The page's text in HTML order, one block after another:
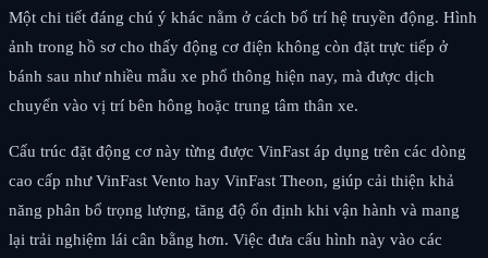
Một chi tiết đáng chú ý khác nằm ở cách bố trí hệ truyền động. Hình
ảnh trong hồ sơ cho thấy động cơ điện không còn đặt trực tiếp ở
bánh sau như nhiều mẫu xe phổ thông hiện nay, mà được dịch
chuyển vào vị trí bên hông hoặc trung tâm thân xe.
Cấu trúc đặt động cơ này từng được VinFast áp dụng trên các dòng
cao cấp như VinFast Vento hay VinFast Theon, giúp cải thiện khả
năng phân bổ trọng lượng, tăng độ ổn định khi vận hành và mang
lại trải nghiệm lái cân bằng hơn. Việc đưa cấu hình này vào các